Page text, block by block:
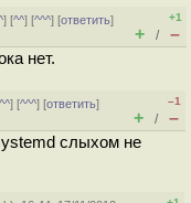
] [^^] [^^^] [ответить]
+1
+ / –
нет.
^^] [^^^] [ответить]
–1
+ / –
слыхом не